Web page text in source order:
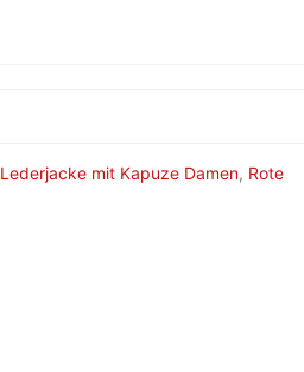
Lederjacke mit Kapuze Damen, Rote